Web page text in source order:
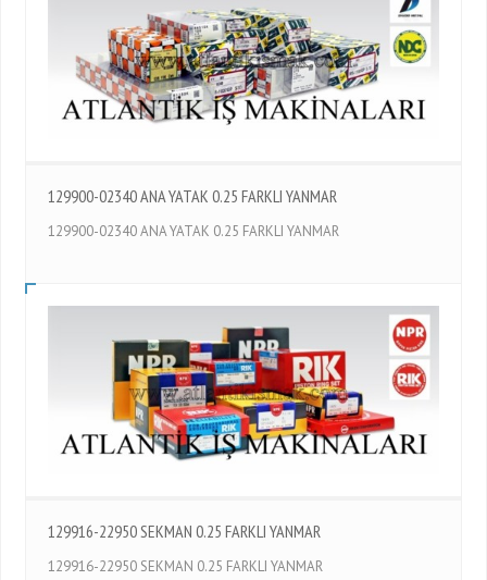
129900-02340 ANA YATAK 0.25 FARKLI YANMAR
129900-02340 ANA YATAK 0.25 FARKLI YANMAR
129916-22950 SEKMAN 0.25 FARKLI YANMAR
129916-22950 SEKMAN 0.25 FARKLI YANMAR